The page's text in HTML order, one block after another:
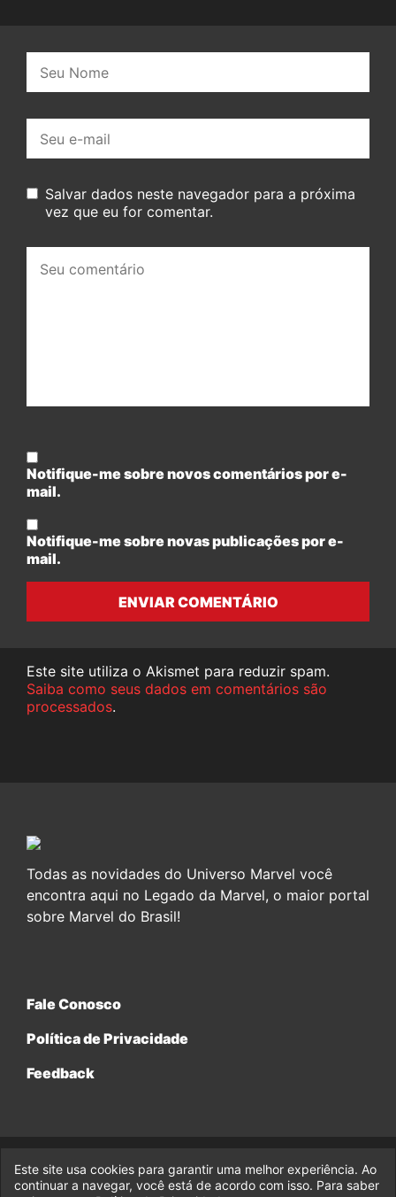
mail:
Salvar dados neste navegador para a próxima
vez que eu for comentar.
comentário:
Notifique-me sobre novos comentários por e-
mail.
Notifique-me sobre novas publicações por e-
mail.
ENVIAR COMENTÁRIO
Este site utiliza o Akismet para reduzir spam.
Saiba como seus dados em comentários são
processados.
Todas as novidades do Universo Marvel você
encontra aqui no Legado da Marvel, o maior portal
sobre Marvel do Brasil!
Fale Conosco
Política de Privacidade
Feedback
© 2017-2026 Legado da Marvel, uma empresa da Legado
Enterprises.
Este site usa cookies para garantir uma melhor experiência. Ao
continuar a navegar, você está de acordo com isso. Para saber